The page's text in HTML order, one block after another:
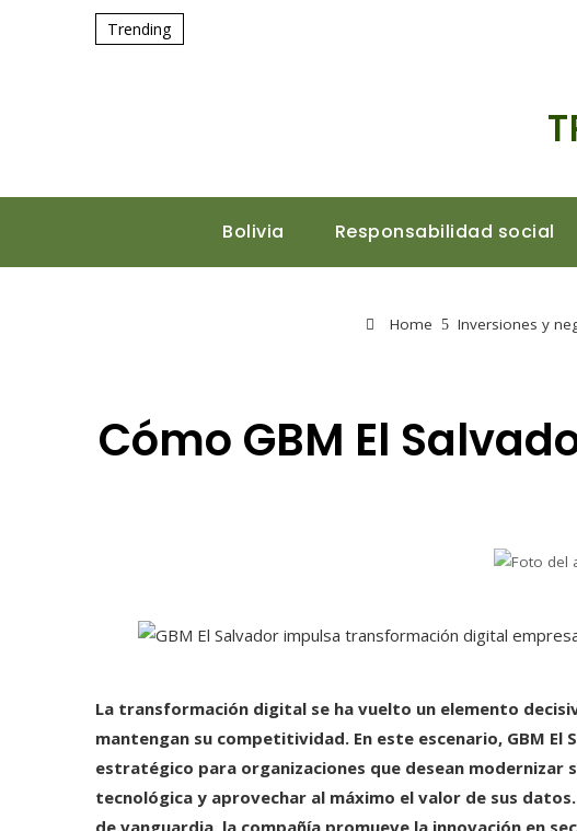
Trending
Bolivia Responsabilidad social
Home Inversiones y
Cómo GBM El
La transformación digital se ha vuelto un elemento
mantengan su competitividad. En este escenario, GBM El
estratégico para organizaciones que desean
tecnológica y aprovechar al máximo el valor de sus
de vanguardia, la compañía promueve la innovación en